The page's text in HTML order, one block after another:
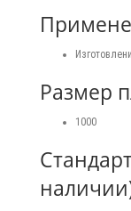
Размер
1000